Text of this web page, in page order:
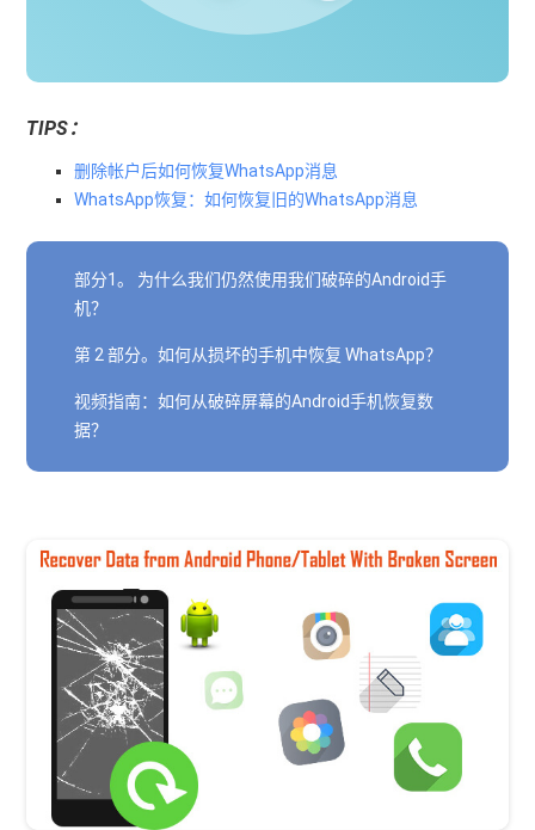
TIPS：
删除帐户后如何恢复WhatsApp消息
WhatsApp恢复：如何恢复旧的WhatsApp消息
部分1。 为什么我们仍然使用我们破碎的Android手
机？
第 2 部分。如何从损坏的手机中恢复 WhatsApp？
视频指南：如何从破碎屏幕的Android手机恢复数
据？